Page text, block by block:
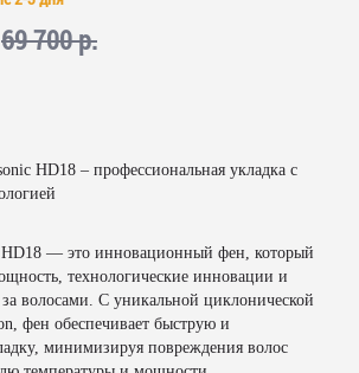
69 700 р.
HD18 – профессиональная укладка с
— это инновационный фен, который
технологические инновации и
волосами. С уникальной циклонической
, фен обеспечивает быструю и
минимизируя повреждения волос